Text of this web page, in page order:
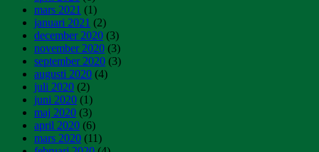
mars 2021 (1)
januari 2021 (2)
december 2020 (3)
november 2020 (3)
september 2020 (3)
augusti 2020 (4)
juli 2020 (2)
juni 2020 (1)
maj 2020 (3)
april 2020 (6)
mars 2020 (11)